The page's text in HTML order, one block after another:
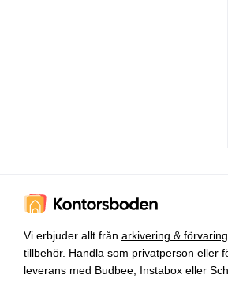
Vi erbjuder allt från arkivering & förvaring
tillbehör. Handla som privatperson eller
leverans med Budbee, Instabox eller